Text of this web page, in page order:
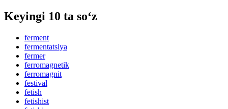
Keyingi 10 ta so‘z
ferment
fermentatsiya
fermer
ferromagnetik
ferromagnit
festival
fetish
fetishist